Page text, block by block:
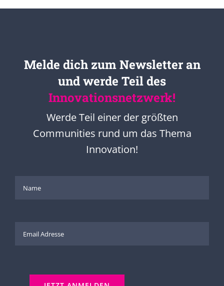
Melde dich zum Newsletter an
und werde Teil des
Innovationsnetzwerk!
Werde Teil einer der größten
Communities rund um das Thema
Innovation!